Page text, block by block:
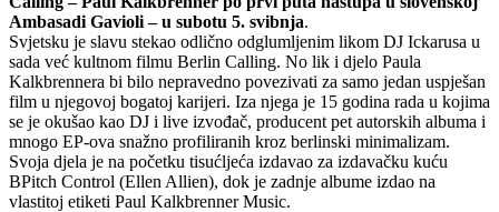
Ambasadi Gavioli – u subotu 5. svibnja.
Svjetsku je slavu stekao odlično odglumljenim likom DJ Ickarusa u
sada već kultnom filmu Berlin Calling. No lik i djelo Paula
Kalkbrennera bi bilo nepravedno povezivati za samo jedan uspješan
film u njegovoj bogatoj karijeri. Iza njega je 15 godina rada u kojima
se je okušao kao DJ i live izvođač, producent pet autorskih albuma i
mnogo EP-ova snažno profiliranih kroz berlinski minimalizam.
Svoja djela je na početku tisućljeća izdavao za izdavačku kuću
BPitch Control (Ellen Allien), dok je zadnje albume izdao na
vlastitoj etiketi Paul Kalkbrenner Music.